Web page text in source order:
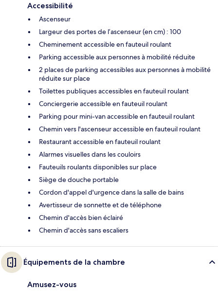
Accessibilité
Ascenseur
Largeur des portes de l’ascenseur (en cm) : 100
Cheminement accessible en fauteuil roulant
Parking accessible aux personnes à mobilité réduite
2 places de parking accessibles aux personnes à mobilité
réduite sur place
Toilettes publiques accessibles en fauteuil roulant
Conciergerie accessible en fauteuil roulant
Parking pour mini-van accessible en fauteuil roulant
Chemin vers l'ascenseur accessible en fauteuil roulant
Restaurant accessible en fauteuil roulant
Alarmes visuelles dans les couloirs
Fauteuils roulants disponibles sur place
Siège de douche portable
Cordon d'appel d'urgence dans la salle de bains
Avertisseur de sonnette et de téléphone
Chemin d'accès bien éclairé
Chemin d'accès sans escaliers
Équipements de la chambre
Amusez-vous